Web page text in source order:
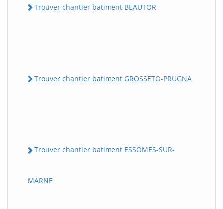
Trouver chantier batiment BEAUTOR
Trouver chantier batiment GROSSETO-PRUGNA
Trouver chantier batiment ESSOMES-SUR-
MARNE